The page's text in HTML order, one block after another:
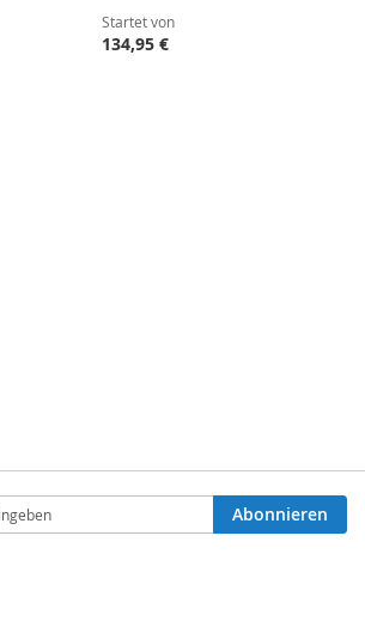
Startet von
134,95 €
Abonnieren